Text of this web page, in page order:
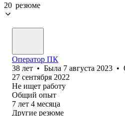
20 резюме
Оператор ПК
38 лет • Была 7 августа 2023 •
27 сентября 2022
Не ищет работу
Общий опыт
7 лет 4 месяца
Другие резюме